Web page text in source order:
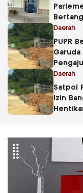
atau
Daerah
PUPR
Garuda
Daerah
Satpol
Izin